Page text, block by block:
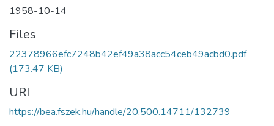
1958-10-14
Files
22378966efc7248b42ef49a38acc54ceb49acbd0.pdf
(173.47 KB)
URI
https://bea.fszek.hu/handle/20.500.14711/132739